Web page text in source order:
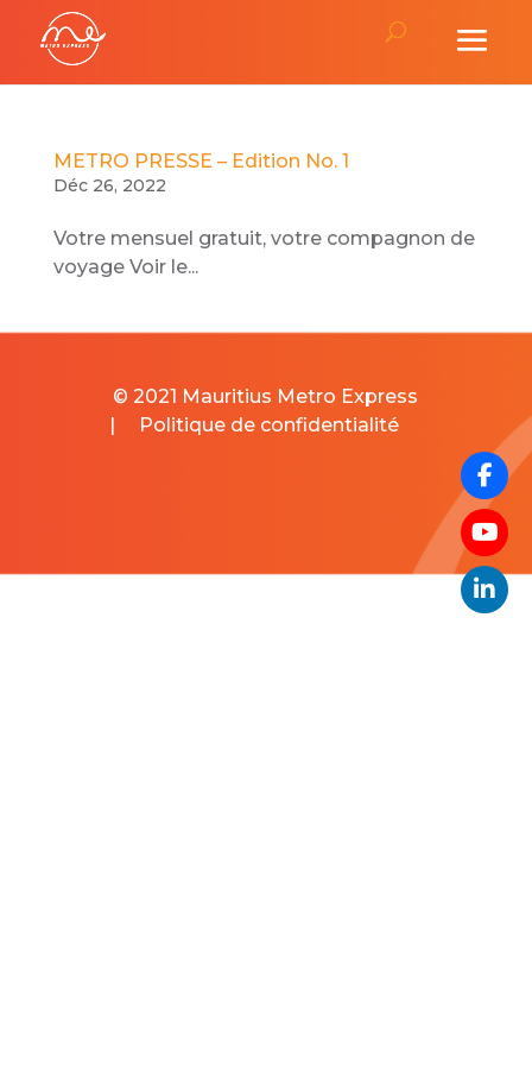
METRO PRESSE – Edition No. 1
Déc 26, 2022
Votre mensuel gratuit, votre compagnon de
voyage Voir le...
© 2021 Mauritius Metro Express
|
Politique de confidentialité